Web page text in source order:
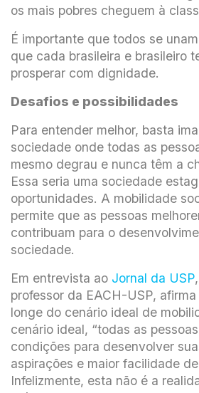
os mais pobres cheguem à
É importante que todos se
que cada brasileira e brasileiro
prosperar com dignidade.
Desafios e possibilidades
Para entender melhor, basta
sociedade onde todas as
mesmo degrau e nunca têm a
Essa seria uma sociedade
oportunidades. A mobilidade
permite que as pessoas
contribuam para o
sociedade.
Em entrevista ao Jornal da USP
professor da EACH-USP,
longe do cenário ideal de
cenário ideal, “todas as
condições para desenvolver
aspirações e maior facilidade
Infelizmente, esta não é a